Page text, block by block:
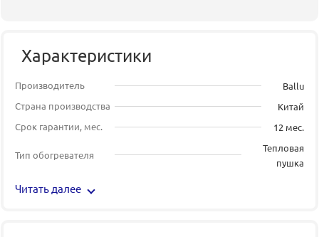
Характеристики
Производитель
Ballu
Страна производства
Китай
Срок гарантии, мес.
12 мес.
Тип обогревателя
Тепловая
пушка
Читать далее